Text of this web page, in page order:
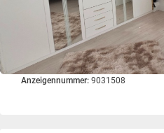
Anzeigennummer: 9031508